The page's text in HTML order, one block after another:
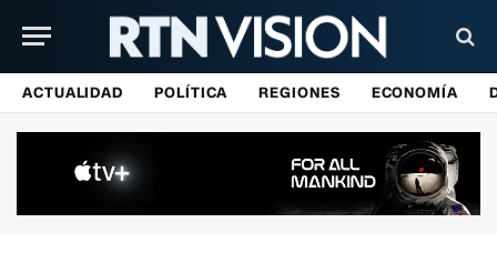
ACTUALIDAD POLÍTICA REGIONES ECONOMÍA